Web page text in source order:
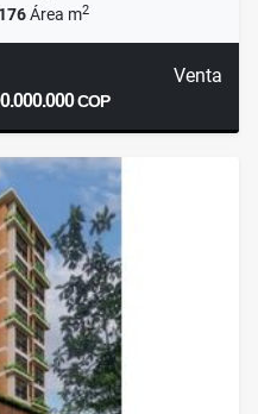
176Área m2
Venta
COP